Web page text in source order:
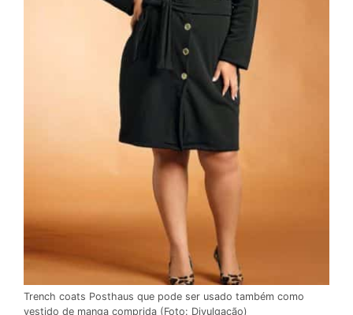
Trench coats Posthaus que pode ser usado também como
vestido de manga comprida (Foto: Divulgação)